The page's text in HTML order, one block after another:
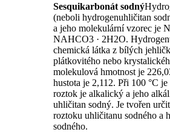
Sesquikarbonát sodný
(neboli hydrogenuhličitan
a jeho molekulární vzorec je
NAHCO3 · 2H2O.
chemická látka z bílých
plátkovitého nebo
molekulová hmotnost je
hustota je 2,112. Při 100 °C
roztok je alkalický a jeho
uhličitan sodný. Je tvořen
roztoku uhličitanu sodného a
sodného.